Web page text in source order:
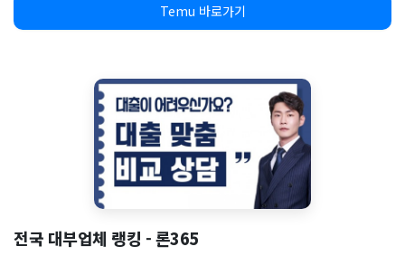
Temu 바로가기
전국 대부업체 랭킹 - 론365